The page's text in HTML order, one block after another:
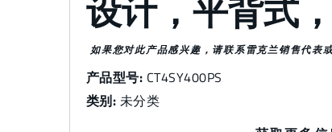
设计，平背式
如果您对此产品感兴趣，请联系雷克兰销售代表
产品型号: CT4SY400PS
类别: 未分类